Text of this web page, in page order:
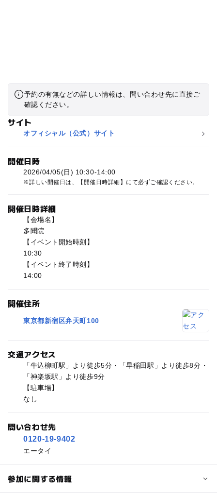
予約の有無などの詳しい情報は、問い合わせ先に直接ご
確認ください。
サイト
オフィシャル（公式）サイト
開催日時
2026/04/05(日) 10:30-14:00
詳しい開催日は、【開催日時詳細】にて必ずご確認ください。
開催日時詳細
【会場名】
多聞院
【イベント開始時刻】
10:30
【イベント終了時刻】
14:00
開催住所
東京都新宿区弁天町100
交通アクセス
「牛込柳町駅」より徒歩5分・「早稲田駅」より徒歩8分・
「神楽坂駅」より徒歩9分
【駐車場】
なし
問い合わせ先
0120-19-9402
エータイ
参加に関する情報